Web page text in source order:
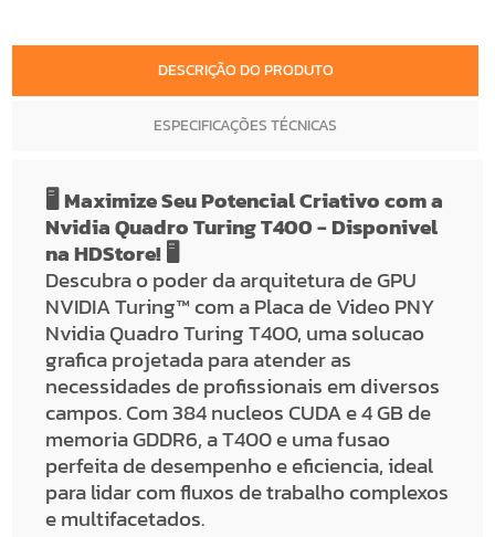
DESCRIÇÃO DO PRODUTO
ESPECIFICAÇÕES TÉCNICAS
🖥️ Maximize Seu Potencial Criativo com a
Nvidia Quadro Turing T400 - Disponivel
na HDStore! 🖥️
Descubra o poder da arquitetura de GPU
NVIDIA Turing™ com a Placa de Video PNY
Nvidia Quadro Turing T400, uma solucao
grafica projetada para atender as
necessidades de profissionais em diversos
campos. Com 384 nucleos CUDA e 4 GB de
memoria GDDR6, a T400 e uma fusao
perfeita de desempenho e eficiencia, ideal
para lidar com fluxos de trabalho complexos
e multifacetados.